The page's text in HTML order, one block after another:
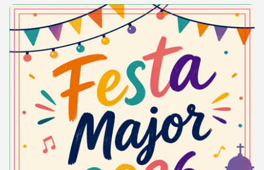
Gabriel Bosch Costa va heretar la masia del seu
pare a principi del segle XX, aquest estava casat
amb Maria Gendre i varen tenir 12 fills, sis nois i
tres noies, la resta varen morir. L'hereu de tots
aquests fills, és a dir, Ramon Bosch Gendre es va
casar amb Antònia Serra d'Agramunt i no varen
tenir fills. Quan aquest es va jubilar, va deixar la
terra i la masia a mitges, als seus germans menors,
Antoni i Jaume. Ells, amb els anys varen comprar la
seva part quedant la masia per l'Antoni Bosch
Serra. Aquest es va casar amb Àngela Farré Creus